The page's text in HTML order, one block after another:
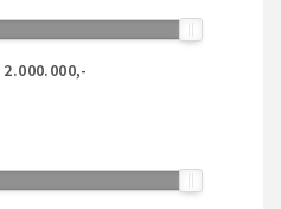
2.000.000,-